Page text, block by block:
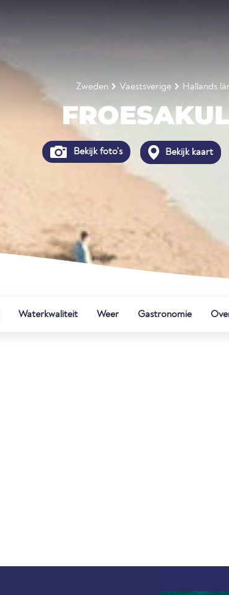
Zweden Vaestsverige Hallands
Bekijk foto's Bekijk kaart
Waterkwaliteit Weer Gastronomie